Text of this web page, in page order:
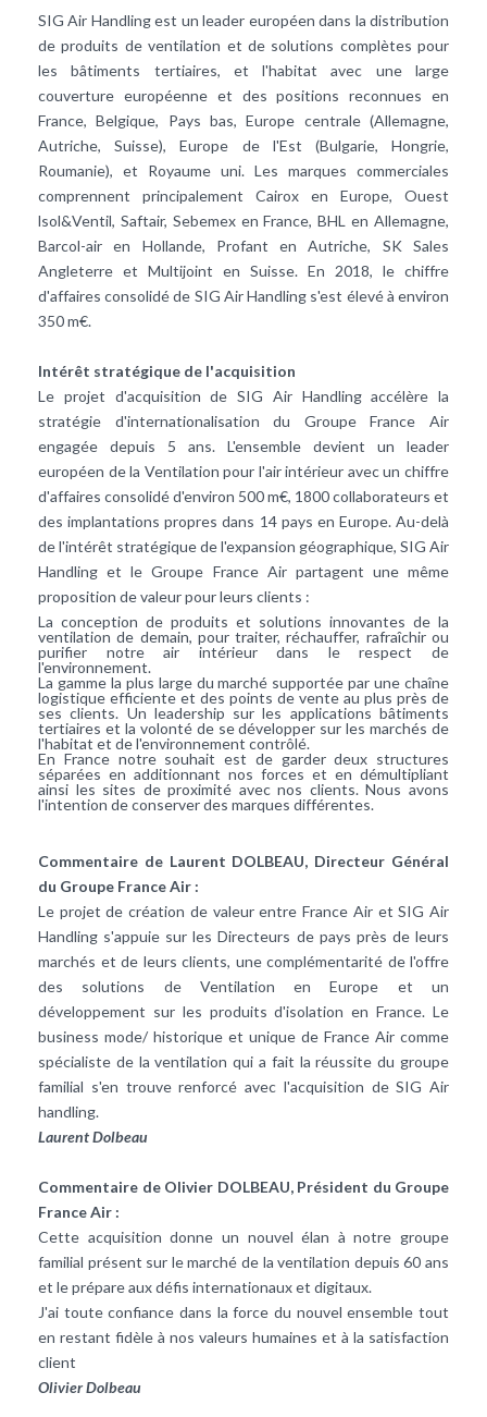
SIG Air Handling est un leader européen dans la distribution
de produits de ventilation et de solutions complètes pour
les bâtiments tertiaires, et l'habitat avec une large
couverture européenne et des positions reconnues en
France, Belgique, Pays bas, Europe centrale (Allemagne,
Autriche, Suisse), Europe de l'Est (Bulgarie, Hongrie,
Roumanie), et Royaume uni. Les marques commerciales
comprennent principalement Cairox en Europe, Ouest
lsol&Ventil, Saftair, Sebemex en France, BHL en Allemagne,
Barcol-air en Hollande, Profant en Autriche, SK Sales
Angleterre et Multijoint en Suisse. En 2018, le chiffre
d'affaires consolidé de SIG Air Handling s'est élevé à environ
350 m€.
Intérêt stratégique de l'acquisition
Le projet d'acquisition de SIG Air Handling accélère la
stratégie d'internationalisation du Groupe France Air
engagée depuis 5 ans. L'ensemble devient un leader
européen de la Ventilation pour l'air intérieur avec un chiffre
d'affaires consolidé d'environ 500 m€, 1800 collaborateurs et
des implantations propres dans 14 pays en Europe. Au-delà
de l'intérêt stratégique de l'expansion géographique, SIG Air
Handling et le Groupe France Air partagent une même
proposition de valeur pour leurs clients :
La conception de produits et solutions innovantes de la
ventilation de demain, pour traiter, réchauffer, rafraîchir ou
purifier notre air intérieur dans le respect de
l'environnement.
La gamme la plus large du marché supportée par une chaîne
logistique efficiente et des points de vente au plus près de
ses clients. Un leadership sur les applications bâtiments
tertiaires et la volonté de se développer sur les marchés de
l'habitat et de l'environnement contrôlé.
En France notre souhait est de garder deux structures
séparées en additionnant nos forces et en démultipliant
ainsi les sites de proximité avec nos clients. Nous avons
l'intention de conserver des marques différentes.
Commentaire de Laurent DOLBEAU, Directeur Général
du Groupe France Air :
Le projet de création de valeur entre France Air et SIG Air
Handling s'appuie sur les Directeurs de pays près de leurs
marchés et de leurs clients, une complémentarité de l'offre
des solutions de Ventilation en Europe et un
développement sur les produits d'isolation en France. Le
business mode/ historique et unique de France Air comme
spécialiste de la ventilation qui a fait la réussite du groupe
familial s'en trouve renforcé avec l'acquisition de SIG Air
handling.
Laurent Dolbeau
Commentaire de Olivier DOLBEAU, Président du Groupe
France Air :
Cette acquisition donne un nouvel élan à notre groupe
familial présent sur le marché de la ventilation depuis 60 ans
et le prépare aux défis internationaux et digitaux.
J'ai toute confiance dans la force du nouvel ensemble tout
en restant fidèle à nos valeurs humaines et à la satisfaction
client
Olivier Dolbeau